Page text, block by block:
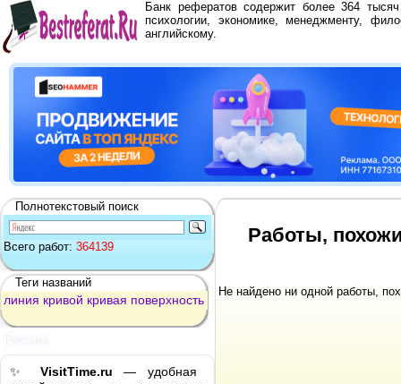
Банк рефератов содержит более 364
психологии, экономике, менеджменту,
английскому.
Полнотекстовый поиск
Всего работ: 364139
Теги названий
линия кривой кривая поверхность
✨ VisitTime.ru — удобная
Работы,
Не найдено ни одной работы,